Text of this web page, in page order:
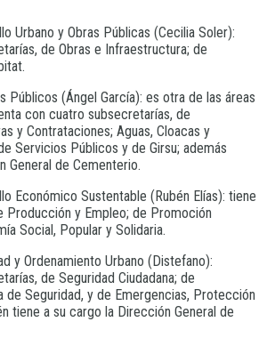
Urbano y Obras Públicas (Cecilia Soler):
de Obras e Infraestructura; de
Públicos (Ángel García): es otra de las áreas
con cuatro subsecretarías, de
y Contrataciones; Aguas, Cloacas y
Servicios Públicos y de Girsu; además
General de Cementerio.
Económico Sustentable (Rubén Elías): tiene
Producción y Empleo; de Promoción
Social, Popular y Solidaria.
y Ordenamiento Urbano (Distefano):
de Seguridad Ciudadana; de
de Seguridad, y de Emergencias, Protección
tiene a su cargo la Dirección General de